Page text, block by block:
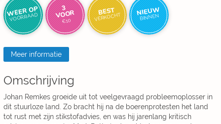
WEER OP
VOORRAAD
3
VOOR
€10
BEST
VERKOCHT NIEUW
BINNEN
Meer informatie
Omschrijving
Johan Remkes groeide uit tot veelgevraagd probleemoplosser in
dit stuurloze land. Zo bracht hij na de boerenprotesten het land
tot rust met zijn stikstofadvies, en was hij jarenlang kritisch